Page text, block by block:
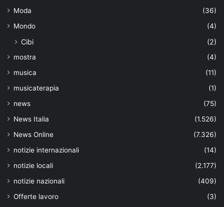
Moda
(36)
Mondo
(4)
Cibi (2)
mostra
(4)
musica
(11)
musicaterapia
(1)
news
(75)
News Italia
(1.526)
News Online
(7.326)
notizie internazionali
(14)
notizie locali
(2.177)
notizie nazionali
(409)
Offerte lavoro
(3)